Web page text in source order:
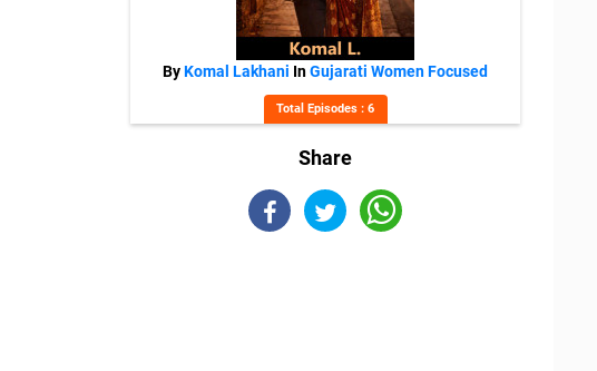
ByKomal Lakhani InGujarati Women Focused
Total Episodes : 6
Share